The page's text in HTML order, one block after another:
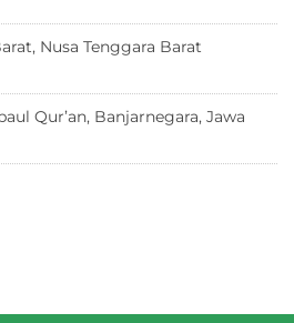
Nusa Tenggara Barat
Qur’an, Banjarnegara, Jawa